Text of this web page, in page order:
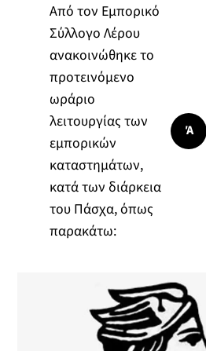
Από τον Εμπορικό
Σύλλογο Λέρου
ανακοινώθηκε το
προτεινόμενο
ωράριο
λειτουργίας των
εμπορικών
καταστημάτων,
κατά των διάρκεια
του Πάσχα, όπως
παρακάτω:
Ά